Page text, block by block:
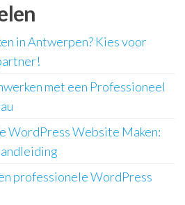
in Antwerpen? Kies voor
met een Professioneel
WordPress Website Maken:
professionele WordPress